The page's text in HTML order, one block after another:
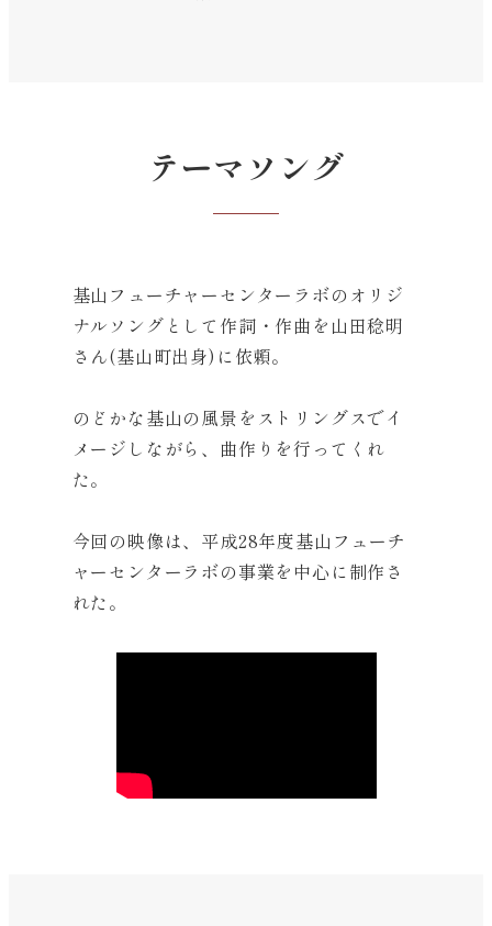
テーマソング
基山フューチャーセンターラボのオリジ
ナルソングとして作詞・作曲を山田稔明
さん(基山町出身)に依頼。
のどかな基山の風景をストリングスでイ
メージしながら、曲作りを行ってくれ
た。
今回の映像は、平成28年度基山フューチ
ャーセンターラボの事業を中心に制作さ
れた。